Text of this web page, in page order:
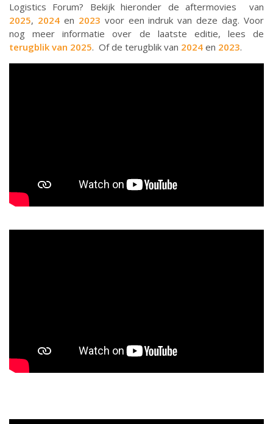
Logistics Forum? Bekijk hieronder de aftermovies van
2025, 2024en 2023 voor een indruk van deze dag. Voor
nog meer informatie over de laatste editie, lees de
terugblik van 2025. Of de terugblik van 2024 en 2023.